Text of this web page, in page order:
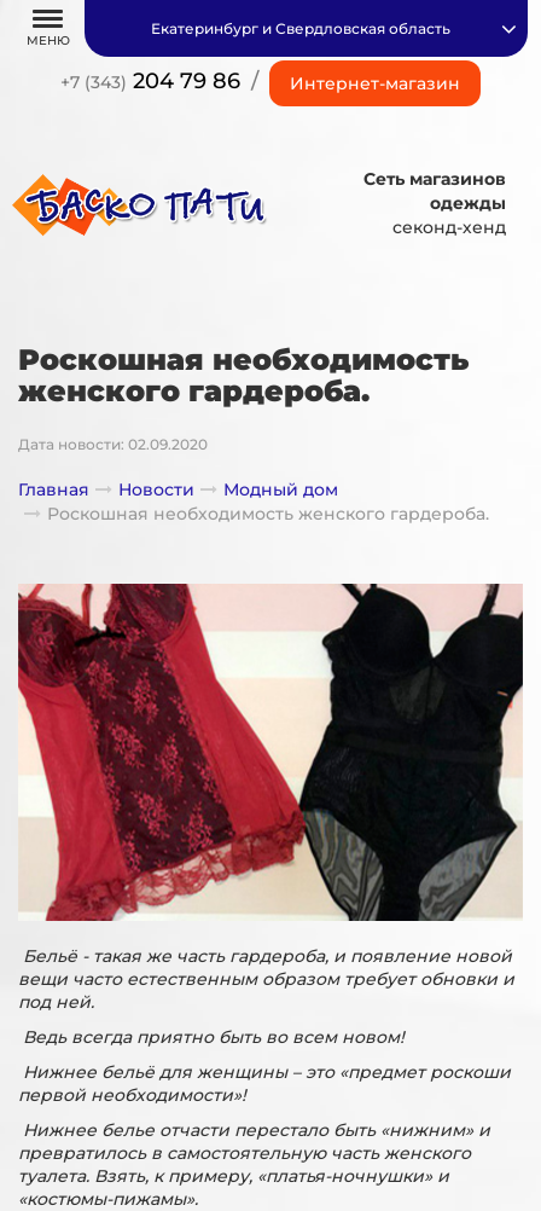
МЕНЮ
+7 (343) 204 79 86 / Интернет-магазин
Екатеринбург и Свердловская область
Сеть магазинов
одежды
секонд-хенд
Роскошная необходимость
женского гардероба.
Дата новости: 02.09.2020
Главная Новости
Модный дом
Роскошная необходимость женского гардероба.
Бельё - такая же часть гардероба, и появление новой
вещи часто естественным образом требует обновки и
под ней.
Ведь всегда приятно быть во всем новом!
Нижнее бельё для женщины – это «предмет роскоши
первой необходимости»!
Нижнее белье отчасти перестало быть «нижним» и
превратилось в самостоятельную часть женского
туалета. Взять, к примеру, «платья-ночнушки» и
«костюмы-пижамы».